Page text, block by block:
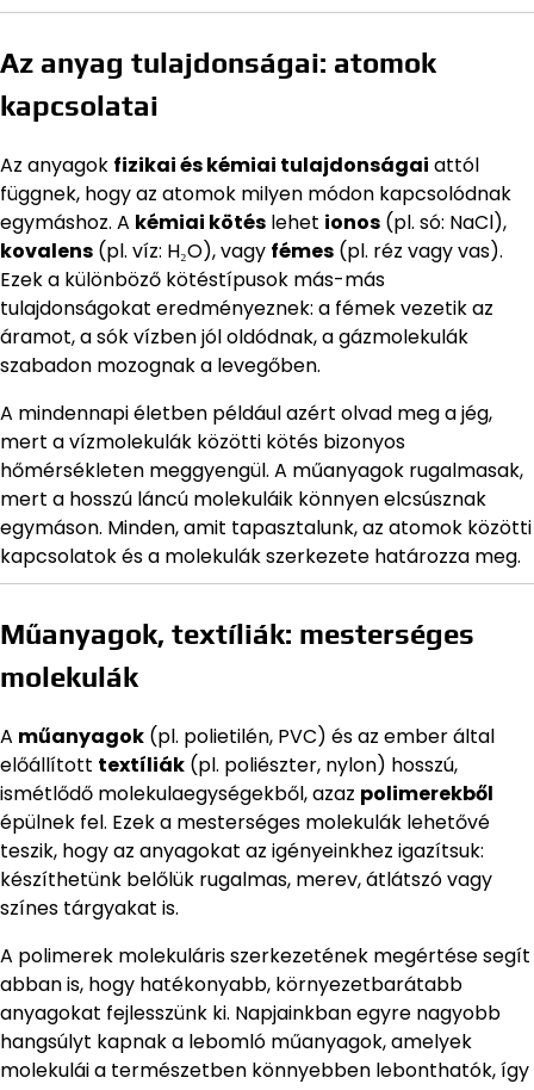
Az anyag tulajdonságai: atomok
kapcsolatai
Az anyagok fizikai és kémiai tulajdonságai attól
függnek, hogy az atomok milyen módon kapcsolódnak
egymáshoz. A kémiai kötés lehet ionos (pl. só: NaCl),
kovalens (pl. víz: H₂O), vagy fémes (pl. réz vagy vas).
Ezek a különböző kötéstípusok más-más
tulajdonságokat eredményeznek: a fémek vezetik az
áramot, a sók vízben jól oldódnak, a gázmolekulák
szabadon mozognak a levegőben.
A mindennapi életben például azért olvad meg a jég,
mert a vízmolekulák közötti kötés bizonyos
hőmérsékleten meggyengül. A műanyagok rugalmasak,
mert a hosszú láncú molekuláik könnyen elcsúsznak
egymáson. Minden, amit tapasztalunk, az atomok közötti
kapcsolatok és a molekulák szerkezete határozza meg.
Műanyagok, textíliák: mesterséges
molekulák
A műanyagok (pl. polietilén, PVC) és az ember által
előállított textíliák (pl. poliészter, nylon) hosszú,
ismétlődő molekulaegységekből, azaz polimerekből
épülnek fel. Ezek a mesterséges molekulák lehetővé
teszik, hogy az anyagokat az igényeinkhez igazítsuk:
készíthetünk belőlük rugalmas, merev, átlátszó vagy
színes tárgyakat is.
A polimerek molekuláris szerkezetének megértése segít
abban is, hogy hatékonyabb, környezetbarátabb
anyagokat fejlesszünk ki. Napjainkban egyre nagyobb
hangsúlyt kapnak a lebomló műanyagok, amelyek
molekulái a természetben könnyebben lebonthatók, így